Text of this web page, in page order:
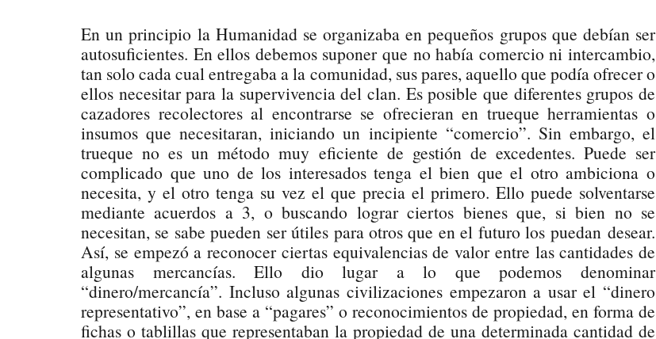
En un principio la Humanidad se organizaba en pequeños grupos que debían ser
autosuficientes. En ellos debemos suponer que no había comercio ni intercambio,
tan solo cada cual entregaba a la comunidad, sus pares, aquello que podía ofrecer o
ellos necesitar para la supervivencia del clan. Es posible que diferentes grupos de
cazadores recolectores al encontrarse se ofrecieran en trueque herramientas o
insumos que necesitaran, iniciando un incipiente “comercio”. Sin embargo, el
trueque no es un método muy eficiente de gestión de excedentes. Puede ser
complicado que uno de los interesados tenga el bien que el otro ambiciona o
necesita, y el otro tenga su vez el que precia el primero. Ello puede solventarse
mediante acuerdos a 3, o buscando lograr ciertos bienes que, si bien no se
necesitan, se sabe pueden ser útiles para otros que en el futuro los puedan desear.
Así, se empezó a reconocer ciertas equivalencias de valor entre las cantidades de
algunas mercancías. Ello dio lugar a lo que podemos denominar
“dinero/mercancía”. Incluso algunas civilizaciones empezaron a usar el “dinero
representativo”, en base a “pagares” o reconocimientos de propiedad, en forma de
fichas o tablillas que representaban la propiedad de una determinada cantidad de